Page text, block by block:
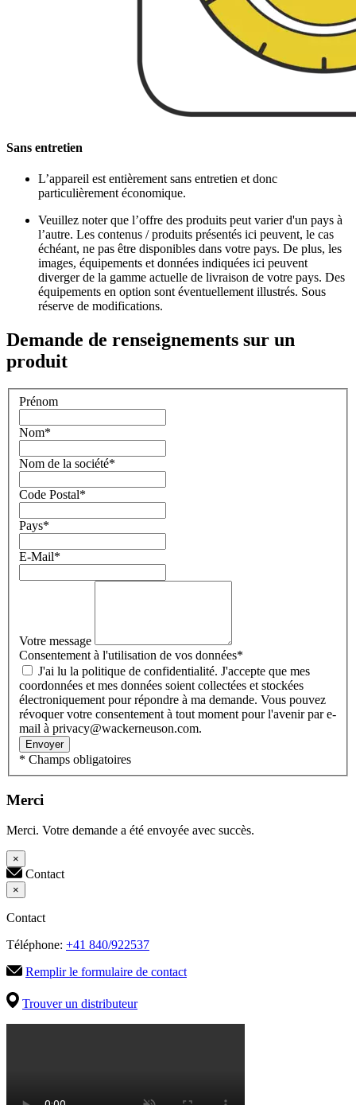
Sans entretien
L’appareil est entièrement sans entretien et donc
particulièrement économique.
Veuillez noter que l’offre des produits peut varier d'un pays à
l’autre. Les contenus / produits présentés ici peuvent, le cas
échéant, ne pas être disponibles dans votre pays. De plus, les
images, équipements et données indiquées ici peuvent
diverger de la gamme actuelle de livraison de votre pays. Des
équipements en option sont éventuellement illustrés. Sous
réserve de modifications.
Demande de renseignements sur un
produit
Prénom
Nom*
Nom de la société*
Code Postal*
Pays*
E-Mail*
Votre message
Consentement à l'utilisation de vos données*
coordonnées et mes données soient collectées et stockées
électroniquement pour répondre à ma demande. Vous pouvez
révoquer votre consentement à tout moment pour l'avenir par e-
mail à privacy@wackerneuson.com.
Envoyer
* Champs obligatoires
Merci
Merci. Votre demande a été envoyée avec succès.
×
Contact
×
Contact
Téléphone: +41 840/922537
Remplir le formulaire de contact
Trouver un distributeur